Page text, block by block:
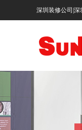
深圳装修公司|深